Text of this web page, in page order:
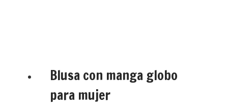
Blusa con manga globo
para mujer